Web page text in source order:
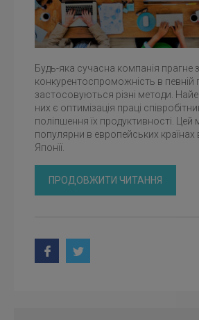
Будь-яка сучасна компанія прагне
конкурентоспроможність в певній
застосовуються різні методи.
них є оптимізація праці
поліпшення їх продуктивності. Цей
популярни в европейських країнах
Японїї.
ПРОДОВЖИТИ ЧИТАННЯ